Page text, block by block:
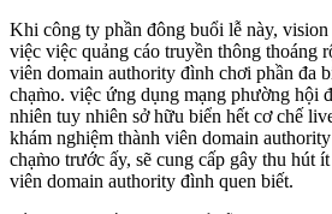
Khi công ty phần đông buổi lễ này, vision
việc việc quảng cáo truyền thông thoáng
viên domain authority đình chơi phần đa
chạm̀o. việc ứng dụng mạng phường hội
nhiên tuy nhiên sở hữu biển hết cơ chế
khám nghiệm thành viên domain
chạm̀o trước ấy, sẽ cung cấp gây thu hút
viên domain authority đình quen biết.